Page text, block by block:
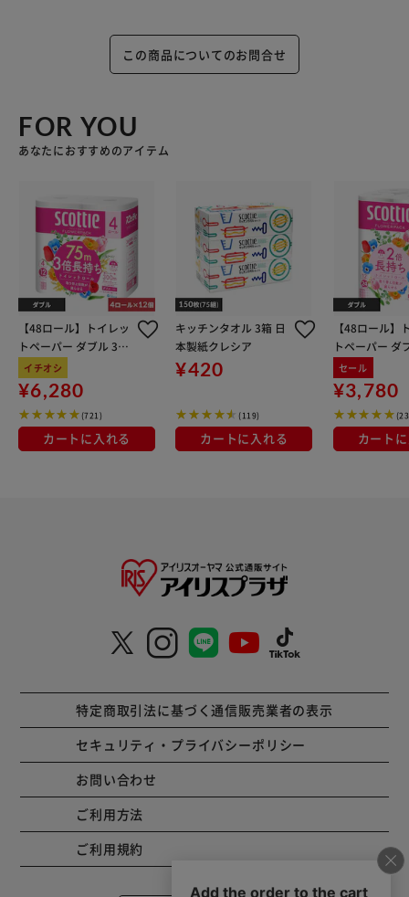
この商品についてのお問合せ
FOR YOU
あなたにおすすめのアイテム
【48ロール】トイレッ
トペーパー ダブル 3倍
巻 4ロール×12 スコッ
ティ
イチオシ
¥6,280
(721)
カートに入れる
キッチンタオル 3箱 日
本製紙クレシア
¥420
(119)
カートに入れる
【48ロール】
トペーパー ダ
巻 スコッティ
セール
¥3,780
カート
特定商取引法に基づく通信販売業者の表示
セキュリティ・プライバシーポリシー
お問い合わせ
ご利用方法
ご利用規約